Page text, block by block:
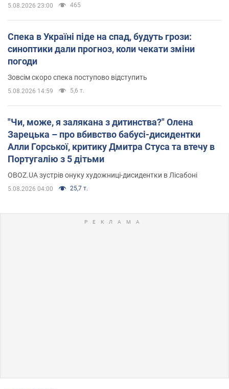
5.08.2026 23:00 465
Спека в Україні піде на спад, будуть грози:
синоптики дали прогноз, коли чекати зміни
погоди
Зовсім скоро спека поступово відступить
5.08.2026 14:59 5,6 т.
"Чи, може, я залякана з дитинства?" Олена
Зарецька – про вбивство бабусі-дисидентки
Алли Горської, критику Дмитра Стуса та втечу в
Португалію з 5 дітьми
OBOZ.UA зустрів онуку художниці-дисидентки в Лісабоні
5.08.2026 04:00 25,7 т.